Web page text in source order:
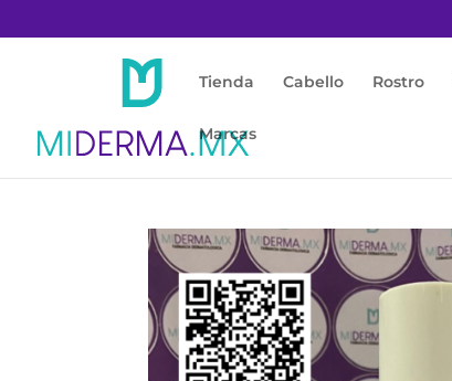
Tienda Cabello Rostro
Marcas